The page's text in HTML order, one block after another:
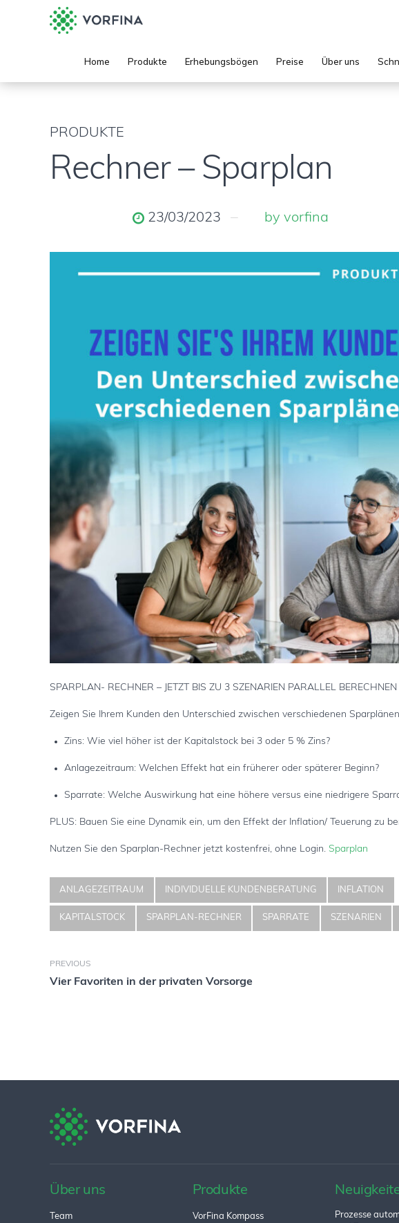
Home Produkte Erhebungsbögen Preise Über uns
PRODUKTE
Rechner – Sparplan
23/03/2023 by vorfina
SPARPLAN- RECHNER – JETZT BIS ZU 3 SZENARIEN PARALLEL BERECHNEN
Zeigen Sie Ihrem Kunden den Unterschied zwischen verschiedenen Sparplänen
Zins: Wie viel höher ist der Kapitalstock bei 3 oder 5 % Zins?
Anlagezeitraum: Welchen Effekt hat ein früherer oder späterer Beginn?
Sparrate: Welche Auswirkung hat eine höhere versus eine niedrigere
PLUS: Bauen Sie eine Dynamik ein, um den Effekt der Inflation/ Teuerung zu
Nutzen Sie den Sparplan-Rechner jetzt kostenfrei, ohne Login. Sparplan
ANLAGEZEITRAUM INDIVIDUELLE KUNDENBERATUNG INFLATION
KAPITALSTOCK SPARPLAN-RECHNER SPARRATE SZENARIEN
PREVIOUS
Vier Favoriten in der privaten Vorsorge
Über uns
Team
Produkte
VorFina Kompass
Prozesse